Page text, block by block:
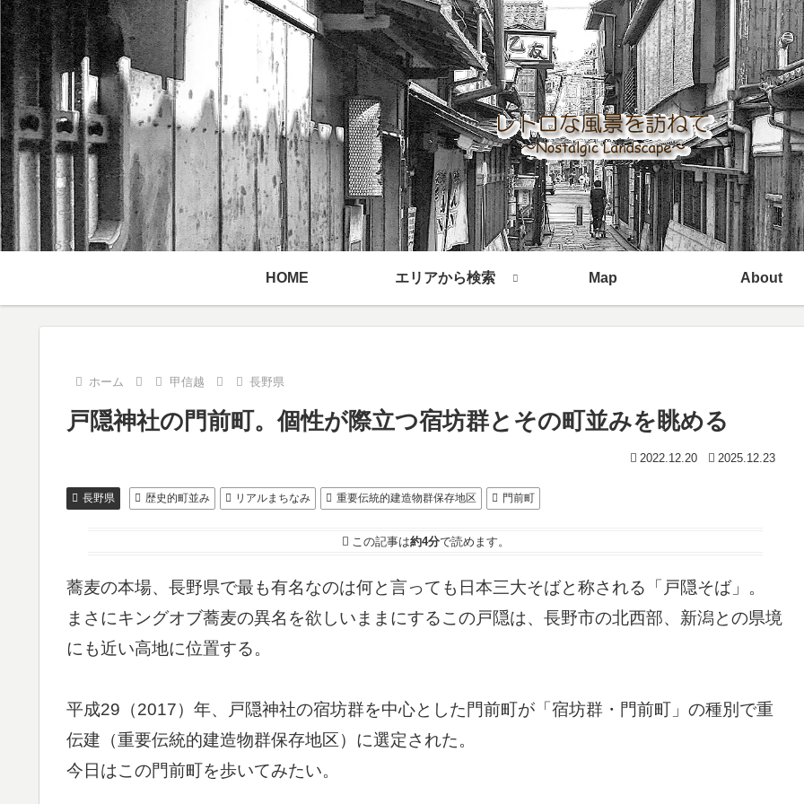
HOME エリアから検索 Map About
ホーム 甲信越 長野県
戸隠神社の門前町。個性が際立つ宿坊群とその町並みを眺める
2022.12.20 2025.12.23
長野県 歴史的町並み リアルまちなみ 重要伝統的建造物群保存地区 門前町
この記事は約4分で読めます。
蕎麦の本場、長野県で最も有名なのは何と言っても日本三大そばと称される「戸隠そば」。
まさにキングオブ蕎麦の異名を欲しいままにするこの戸隠は、長野市の北西部、新潟との県境
にも近い高地に位置する。
平成29（2017）年、戸隠神社の宿坊群を中心とした門前町が「宿坊群・門前町」の種別で重
伝建（重要伝統的建造物群保存地区）に選定された。
今日はこの門前町を歩いてみたい。